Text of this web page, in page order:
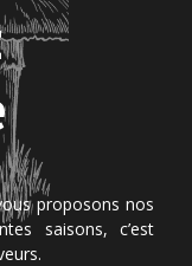
proposons nos
saisons, c’est